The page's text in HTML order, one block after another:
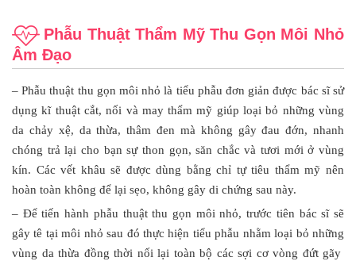
Phẫu Thuật Thẩm Mỹ Thu Gọn Môi Nhỏ
Âm Đạo
– Phẫu thuật thu gọn môi nhỏ là tiểu phẫu đơn giản được bác sĩ sử
dụng kĩ thuật cắt, nối và may thẩm mỹ giúp loại bỏ những vùng
da chảy xệ, da thừa, thâm đen mà không gây đau đớn, nhanh
chóng trả lại cho bạn sự thon gọn, săn chắc và tươi mới ở vùng
kín. Các vết khâu sẽ được dùng bằng chỉ tự tiêu thẩm mỹ nên
hoàn toàn không để lại sẹo, không gây di chứng sau này.
– Để tiến hành phẫu thuật thu gọn môi nhỏ, trước tiên bác sĩ sẽ
gây tê tại môi nhỏ sau đó thực hiện tiểu phẫu nhằm loại bỏ những
vùng da thừa đồng thời nối lại toàn bộ các sợi cơ vòng đứt gãy